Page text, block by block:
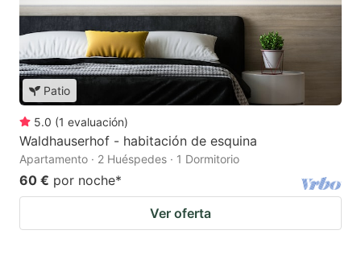
Patio
5.0 (1 evaluación)
Waldhauserhof - habitación de esquina
Apartamento · 2 Huéspedes · 1 Dormitorio
60 € por noche*
Ver oferta